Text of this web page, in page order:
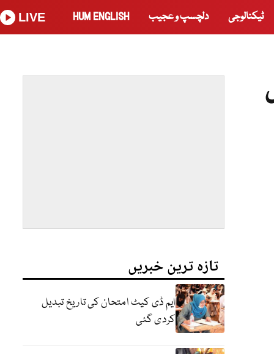
ٹیکنالوجی دلچسپ و عجیب HUM ENGLISH
LIVE
تازہ ترین خبریں
ایم ڈی کیٹ امتحان کی تاریخ تبدیل
کردی گئی